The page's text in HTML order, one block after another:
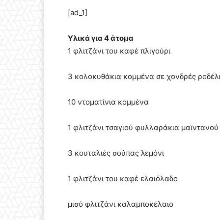
[ad_1]
Υλικά για 4 άτομα
1 φλιτζάνι του καφέ πλιγούρι
3 κολοκυθάκια κομμένα σε χονδρές
10 ντοματίνια κομμένα
1 φλιτζάνι τσαγιού φυλλαράκια μαϊντανού
3 κουταλιές σούπας λεμόνι
1 φλιτζάνι του καφέ ελαιόλαδο
μισό φλιτζάνι καλαμποκέλαιο